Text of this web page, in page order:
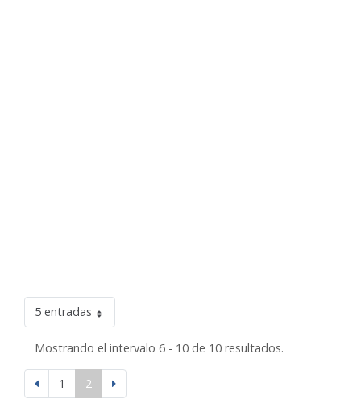
5 entradas
Mostrando el intervalo 6 - 10 de 10 resultados.
1 2